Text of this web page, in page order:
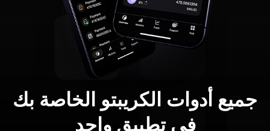
جميع أدوات الكريبتو الخاصة بك
في تطبيق واحد